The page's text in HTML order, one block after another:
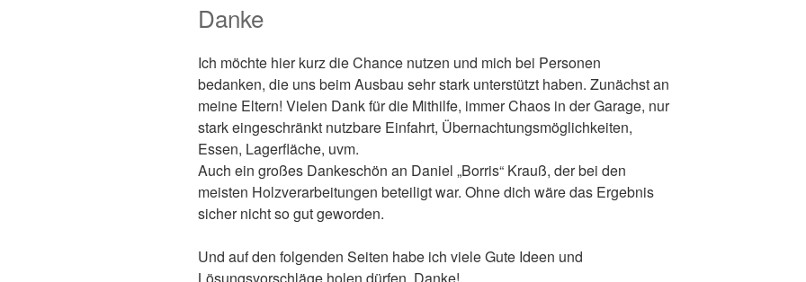
Danke
Ich möchte hier kurz die Chance nutzen und mich bei Personen
bedanken, die uns beim Ausbau sehr stark unterstützt haben. Zunächst an
meine Eltern! Vielen Dank für die Mithilfe, immer Chaos in der Garage, nur
stark eingeschränkt nutzbare Einfahrt, Übernachtungsmöglichkeiten,
Essen, Lagerfläche, uvm.
Auch ein großes Dankeschön an Daniel „Borris“ Krauß, der bei den
meisten Holzverarbeitungen beteiligt war. Ohne dich wäre das Ergebnis
sicher nicht so gut geworden.
Und auf den folgenden Seiten habe ich viele Gute Ideen und
Lösungsvorschläge holen dürfen. Danke!